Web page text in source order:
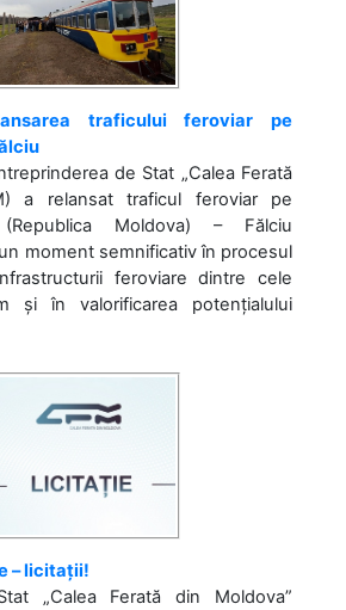
traficului feroviar pe
de Stat „Calea Ferată
a relansat traficul feroviar pe
Moldova) – Fălciu
moment semnificativ în procesul
feroviare dintre cele
și în valorificarea potențialului
– licitații!
„Calea Ferată din Moldova”